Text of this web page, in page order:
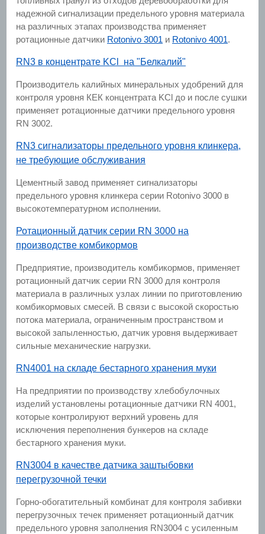
надежной сигнализации предельного уровня материала
на различных этапах производства применяет
ротационные датчики Rotonivo 3001 и Rotonivo 4001.
RN3 в концентрате KCl на "Белкалий"
Производитель калийных минеральных удобрений для
контроля уровня КЕК концентрата KCl до и после сушки
применяет ротационные датчики предельного уровня
RN 3002.
RN3 сигнализаторы предельного уровня клинкера,
не требующие обслуживания
Цементный завод применяет сигнализаторы
предельного уровня клинкера серии Rotonivo 3000 в
высокотемпературном исполнении.
Ротационный датчик серии RN 3000 на
производстве комбикормов
Предприятие, производитель комбикормов, применяет
ротационный датчик серии RN 3000 для контроля
материала в различных узлах линии по приготовлению
комбикормовых смесей. В связи с высокой скоростью
потока материала, ограниченным пространством и
высокой запыленностью, датчик уровня выдерживает
сильные механические нагрузки.
RN4001 на складе бестарного хранения муки
На предприятии по производству хлебобулочных
изделий установлены ротационные датчики RN 4001,
которые контролируют верхний уровень для
исключения переполнения бункеров на складе
бестарного хранения муки.
RN3004 в качестве датчика заштыбовки
перегрузочной течки
Горно-обогатительный комбинат для контроля забивки
перегрузочных течек применяет ротационный датчик
предельного уровня заполнения RN3004 с усиленным